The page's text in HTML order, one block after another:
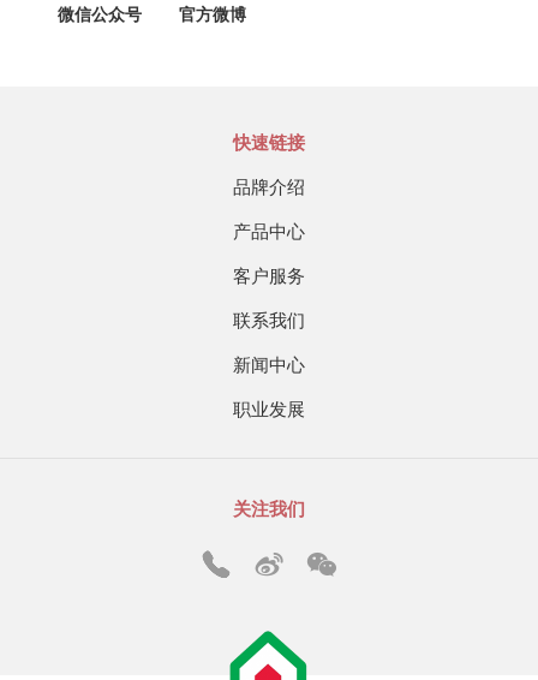
微信公众号 官方微博
快速链接
品牌介绍
产品中心
客户服务
联系我们
新闻中心
职业发展
关注我们